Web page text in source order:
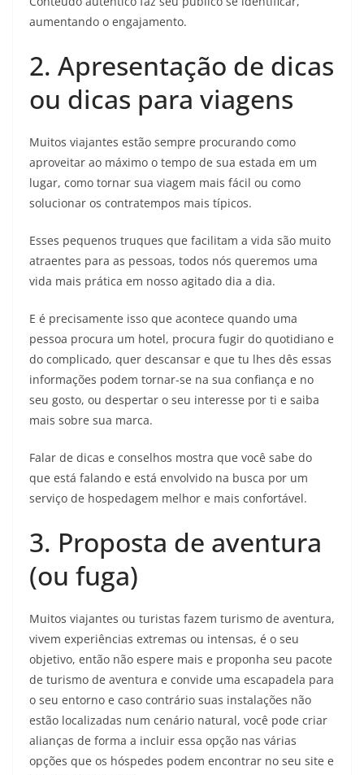
aumentando o engajamento.
2. Apresentação de dicas
ou dicas para viagens
Muitos viajantes estão sempre procurando como
aproveitar ao máximo o tempo de sua estada em um
lugar, como tornar sua viagem mais fácil ou como
solucionar os contratempos mais típicos.
Esses pequenos truques que facilitam a vida são muito
atraentes para as pessoas, todos nós queremos uma
vida mais prática em nosso agitado dia a dia.
E é precisamente isso que acontece quando uma
pessoa procura um hotel, procura fugir do quotidiano e
do complicado, quer descansar e que tu lhes dês essas
informações podem tornar-se na sua confiança e no
seu gosto, ou despertar o seu interesse por ti e saiba
mais sobre sua marca.
Falar de dicas e conselhos mostra que você sabe do
que está falando e está envolvido na busca por um
serviço de hospedagem melhor e mais confortável.
3. Proposta de aventura
(ou fuga)
Muitos viajantes ou turistas fazem turismo de aventura,
vivem experiências extremas ou intensas, é o seu
objetivo, então não espere mais e proponha seu pacote
de turismo de aventura e convide uma escapadela para
o seu entorno e caso contrário suas instalações não
estão localizadas num cenário natural, você pode criar
alianças de forma a incluir essa opção nas várias
opções que os hóspedes podem encontrar no seu site e